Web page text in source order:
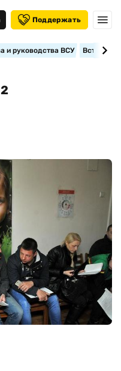
Поддержать
и руководства ВСУ